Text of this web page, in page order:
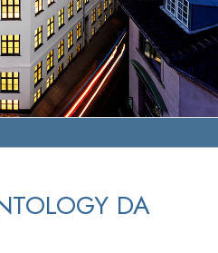
DA